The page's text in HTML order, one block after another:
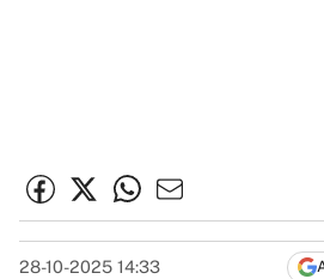
28-10-2025 14:33